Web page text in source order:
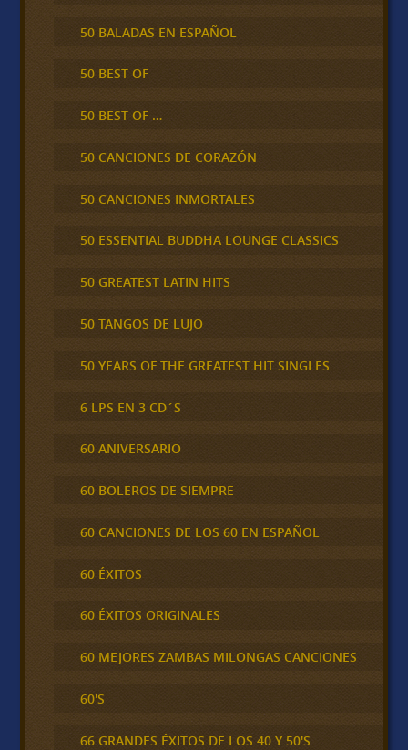
50 BALADAS EN ESPAÑOL
50 BEST OF
50 BEST OF …
50 CANCIONES DE CORAZÓN
50 CANCIONES INMORTALES
50 ESSENTIAL BUDDHA LOUNGE CLASSICS
50 GREATEST LATIN HITS
50 TANGOS DE LUJO
50 YEARS OF THE GREATEST HIT SINGLES
6 LPS EN 3 CD´S
60 ANIVERSARIO
60 BOLEROS DE SIEMPRE
60 CANCIONES DE LOS 60 EN ESPAÑOL
60 ÉXITOS
60 ÉXITOS ORIGINALES
60 MEJORES ZAMBAS MILONGAS CANCIONES
60'S
66 GRANDES ÉXITOS DE LOS 40 Y 50'S